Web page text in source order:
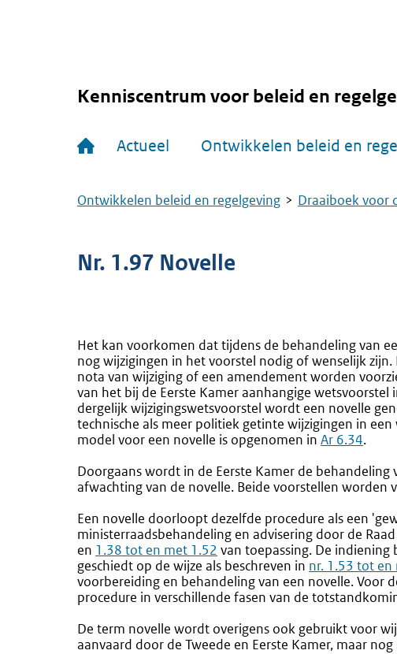
Kenniscentrum voor beleid en
Actueel Ontwikkelen beleid en
Kruimelpad
Ontwikkelen beleid en regelgeving Draaiboek voor
Nr. 1.97 Novelle
Het kan voorkomen dat tijdens de behandeling van
nog wijzigingen in het voorstel nodig of wenselijk
nota van wijziging of een amendement worden
van het bij de Eerste Kamer aanhangige wetsvoorstel
dergelijk wijzigingswetsvoorstel wordt een novelle
technische als meer politiek getinte wijzigingen in
model voor een novelle is opgenomen in Ar 6.34.
Doorgaans wordt in de Eerste Kamer de
afwachting van de novelle. Beide voorstellen worden
Een novelle doorloopt dezelfde procedure als een
ministerraadsbehandeling en advisering door de
en 1.38 tot en met 1.52 van toepassing. De
geschiedt op de wijze als beschreven in nr. 1.53 tot en
voorbereiding en behandeling van een novelle. Voor
procedure in verschillende fasen van de
De term novelle wordt overigens ook gebruikt voor
aanvaard door de Tweede en Eerste Kamer, maar